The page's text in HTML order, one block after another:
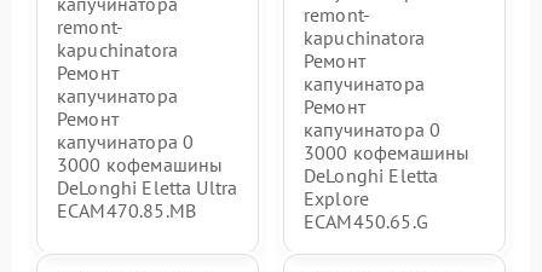
remont-
kapuchinatora
Ремонт
капучинатора
Ремонт
капучинатора 0
3000 кофемашины
DeLonghi Eletta Ultra
ECAM470.85.MB
remont-
kapuchinatora
Ремонт
капучинатора
Ремонт
капучинатора 0
3000 кофемашины
DeLonghi Eletta
Explore
ECAM450.65.G